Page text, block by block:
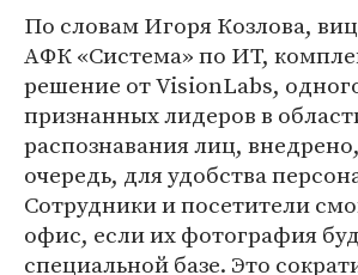
По словам Игоря Козлова,
АФК «Система» по ИТ,
решение от VisionLabs,
признанных лидеров в
распознавания лиц,
очередь, для удобства
Сотрудники и посетители
офис, если их фотография
специальной базе. Это